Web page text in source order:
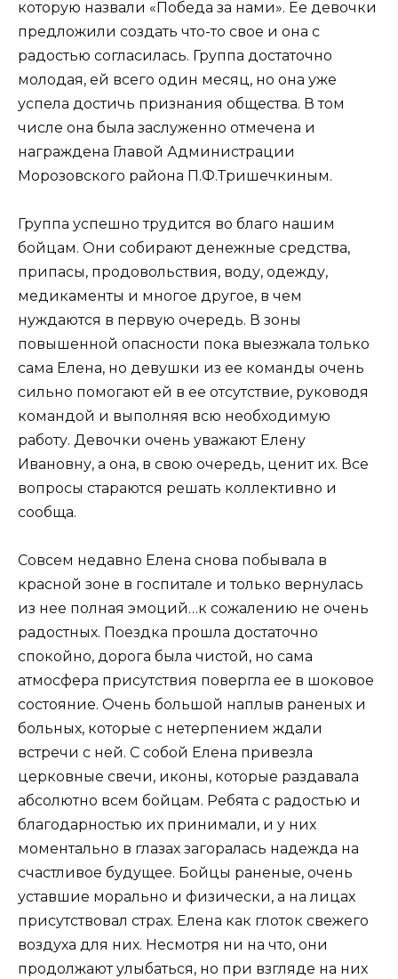
которую назвали «Победа за нами». Ее девочки
предложили создать что-то свое и она с
радостью согласилась. Группа достаточно
молодая, ей всего один месяц, но она уже
успела достичь признания общества. В том
числе она была заслуженно отмечена и
награждена Главой Администрации
Морозовского района П.Ф.Тришечкиным.
Группа успешно трудится во благо нашим
бойцам. Они собирают денежные средства,
припасы, продовольствия, воду, одежду,
медикаменты и многое другое, в чем
нуждаются в первую очередь. В зоны
повышенной опасности пока выезжала только
сама Елена, но девушки из ее команды очень
сильно помогают ей в ее отсутствие, руководя
командой и выполняя всю необходимую
работу. Девочки очень уважают Елену
Ивановну, а она, в свою очередь, ценит их. Все
вопросы стараются решать коллективно и
сообща.
Совсем недавно Елена снова побывала в
красной зоне в госпитале и только вернулась
из нее полная эмоций…к сожалению не очень
радостных. Поездка прошла достаточно
спокойно, дорога была чистой, но сама
атмосфера присутствия повергла ее в шоковое
состояние. Очень большой наплыв раненых и
больных, которые с нетерпением ждали
встречи с ней. С собой Елена привезла
церковные свечи, иконы, которые раздавала
абсолютно всем бойцам. Ребята с радостью и
благодарностью их принимали, и у них
моментально в глазах загоралась надежда на
счастливое будущее. Бойцы раненые, очень
уставшие морально и физически, а на лицах
присутствовал страх. Елена как глоток свежего
воздуха для них. Несмотря ни на что, они
продолжают улыбаться, но при взгляде на них